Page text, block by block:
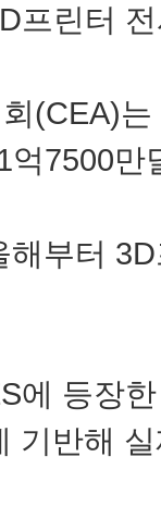
프린터
(CEA)
억7500
해부터
에 등장
기반해